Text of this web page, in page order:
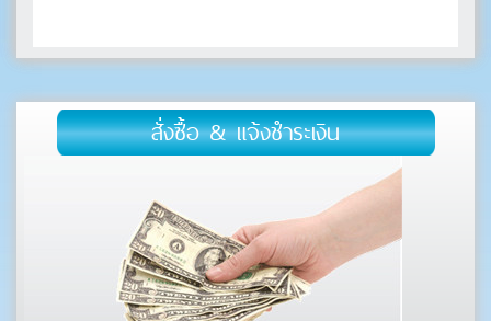
สั่งซื้อ & แจ้งชำระเงิน